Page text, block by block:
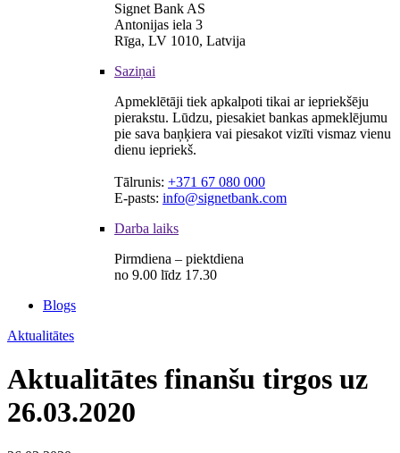
Signet Bank AS
Antonijas iela 3
Rīga, LV 1010, Latvija
Saziņai
Apmeklētāji tiek apkalpoti tikai ar iepriekšēju
pierakstu. Lūdzu, piesakiet bankas apmeklējumu
pie sava baņķiera vai piesakot vizīti vismaz vienu
dienu iepriekš.
Tālrunis: +371 67 080 000
E-pasts: info@signetbank.com
Darba laiks
Pirmdiena – piektdiena
no 9.00 līdz 17.30
Blogs
Aktualitātes
Aktualitātes finanšu tirgos uz
26.03.2020